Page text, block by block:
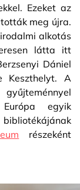
Ezeket az
meg újra.
alkotás
látta itt
Dániel
Keszthelyt. A
egyik
részeként